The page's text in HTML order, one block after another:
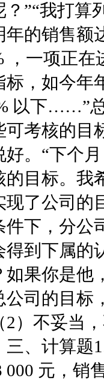
”“我打算
的销售额
，一项正
，如今年
以下……”
考核的目
。“下个
目标。我
了公司的
下，分公
到下属的
果你是他
公司的目
）不妥当
、计算题
元，销